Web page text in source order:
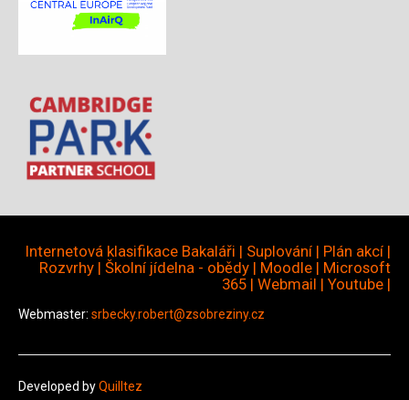
Internetová klasifikace Bakaláři | Suplování | Plán akcí |
Rozvrhy | Školní jídelna - obědy | Moodle | Microsoft
365 | Webmail | Youtube |
Webmaster: srbecky.robert@zsobreziny.cz
Developed byQuilltez